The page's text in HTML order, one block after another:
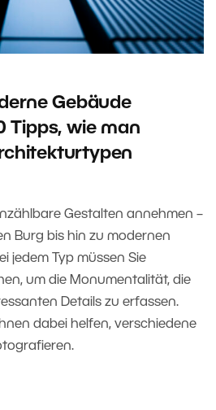
Gebäude
Tipps, wie man
Gestalten annehmen –
Burg bis hin zu modernen
jedem Typ müssen Sie
um die Monumentalität, die
Details zu erfassen.
dabei helfen, verschiedene